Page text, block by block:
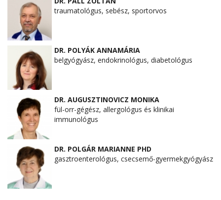
traumatológus, sebész, sportorvos
DR. POLYÁK ANNAMÁRIA
belgyógyász, endokrinológus, diabetológus
DR. AUGUSZTINOVICZ MONIKA
fül-orr-gégész, allergológus és klinikai
immunológus
DR. POLGÁR MARIANNE PHD
gasztroenterológus, csecsemő-gyermekgyógyász